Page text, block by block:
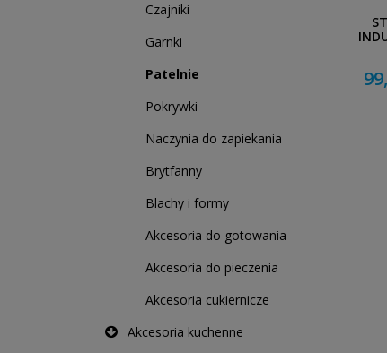
Czajniki
Garnki
Patelnie
Pokrywki
Naczynia do zapiekania
Brytfanny
Blachy i formy
Akcesoria do gotowania
Akcesoria do pieczenia
Akcesoria cukiernicze
Akcesoria kuchenne